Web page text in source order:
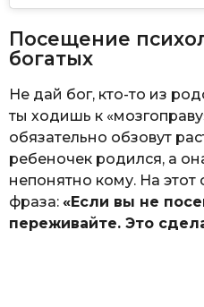
Посещение
богатых
Не дай бог, кто-то из
ты ходишь к
обязательно обзовут
ребеночек родился, а
непонятно кому. На этот
фраза: «Если вы не
переживайте. Это